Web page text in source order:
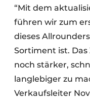
“Mit dem
führen wir zum
dieses
Sortiment ist. Das
noch stärker,
langlebiger zu
Verkaufsleiter